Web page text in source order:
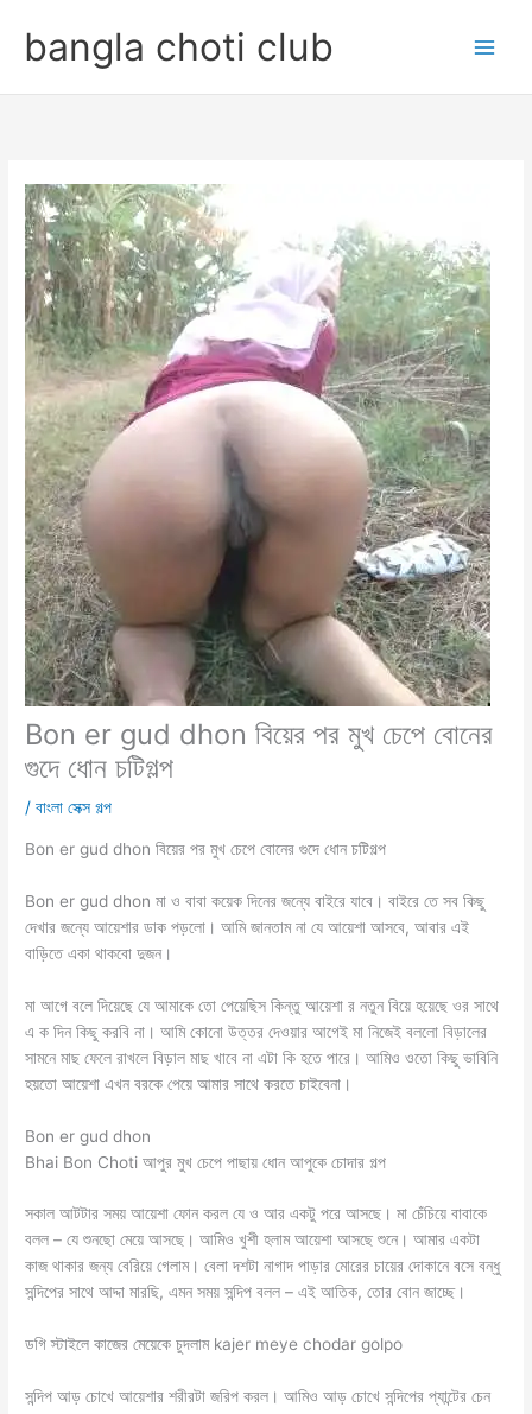
contentbangla choti club
Bon er gud dhon বিয়ের পর মুখ চেপে বোনের
গুদে ধোন চটিগল্প
/বাংলা সেক্স গল্প
Bon er gud dhon বিয়ের পর মুখ চেপে বোনের গুদে ধোন চটিগল্প
Bon er gud dhon মা ও বাবা কয়েক দিনের জন্যে বাইরে যাবে। বাইরে তে সব কিছু
দেখার জন্যে আয়েশার ডাক পড়লো। আমি জানতাম না যে আয়েশা আসবে, আবার এই
বাড়িতে একা থাকবো দুজন।
মা আগে বলে দিয়েছে যে আমাকে তো পেয়েছিস কিন্তু আয়েশা র নতুন বিয়ে হয়েছে ওর সাথে
এ ক দিন কিছু করবি না। আমি কোনো উত্তর দেওয়ার আগেই মা নিজেই বললো বিড়ালের
সামনে মাছ ফেলে রাখলে বিড়াল মাছ খাবে না এটা কি হতে পারে। আমিও ওতো কিছু ভাবিনি
হয়তো আয়েশা এখন বরকে পেয়ে আমার সাথে করতে চাইবেনা।
Bon er gud dhon
Bhai Bon Choti আপুর মুখ চেপে পাছায় ধোন আপুকে চোদার গল্প
সকাল আটটার সময় আয়েশা ফোন করল যে ও আর একটু পরে আসছে। মা চেঁচিয়ে বাবাকে
বলল – যে শুনছো মেয়ে আসছে। আমিও খুশী হলাম আয়েশা আসছে শুনে। আমার একটা
কাজ থাকার জন্য বেরিয়ে গেলাম। বেলা দশটা নাগাদ পাড়ার মোরের চায়ের দোকানে বসে বন্ধু
সন্দিপের সাথে আদ্দা মারছি, এমন সময় সন্দিপ বলল – এই আতিক, তোর বোন জাচ্ছে।
ডগি স্টাইলে কাজের মেয়েকে চুদলাম kajer meye chodar golpo
সন্দিপ আড় চোখে আয়েশার শরীরটা জরিপ করল। আমিও আড় চোখে সন্দিপের প্যান্টের চেন